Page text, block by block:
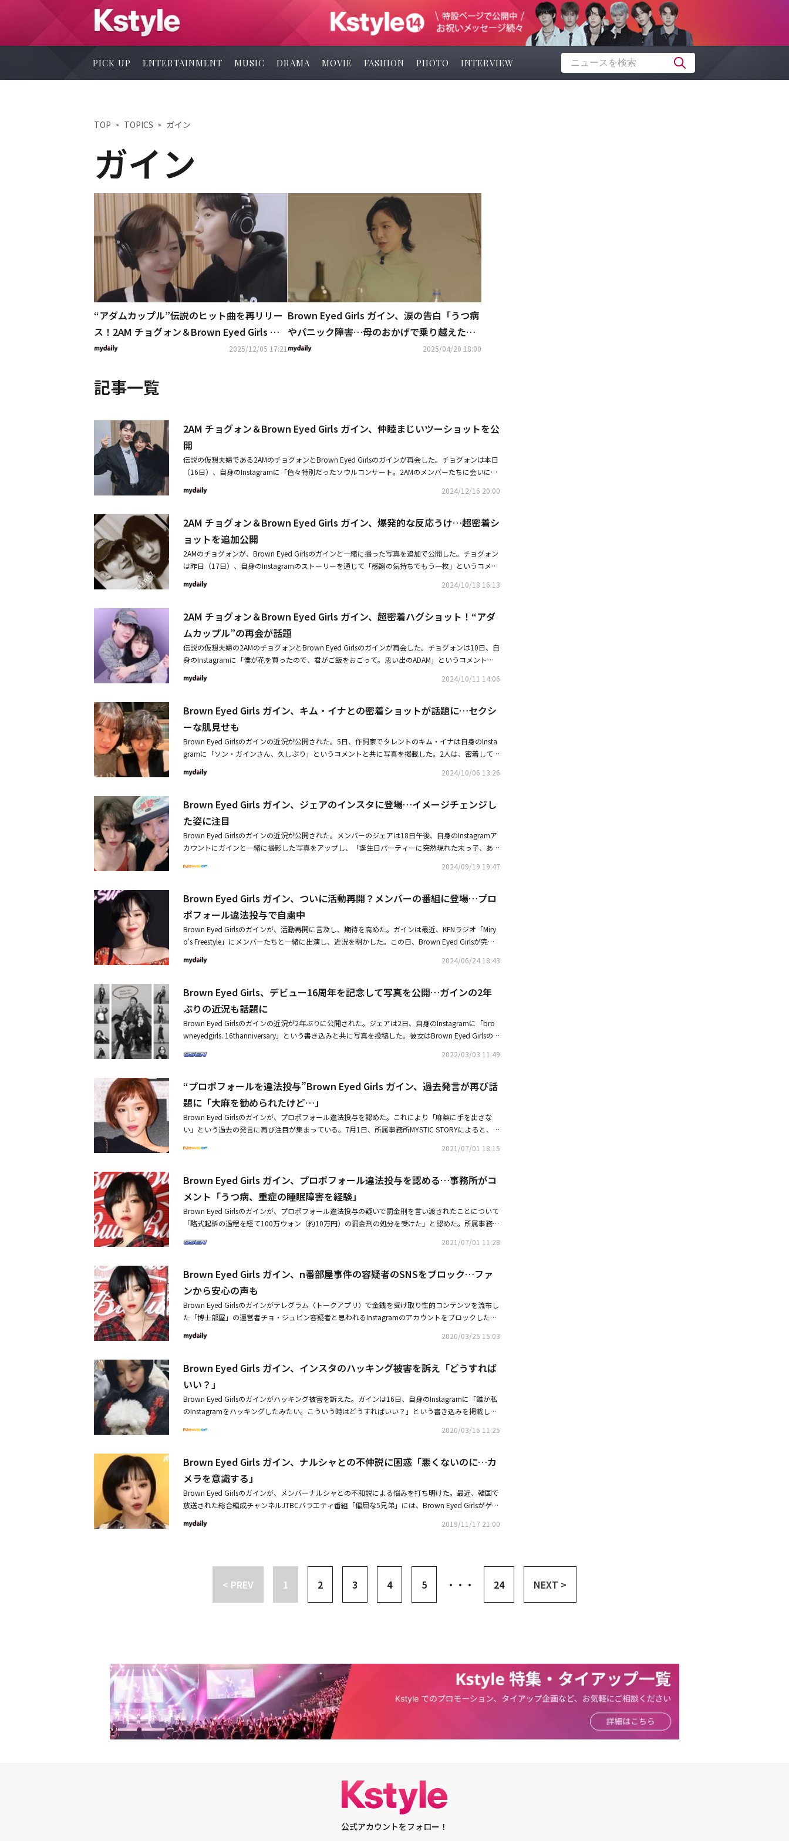
PICK UP ENTERTAINMENT MUSIC DRAMA MOVIE FASHION PHOTO INTERVIEW
TOP TOPICS ガイン
ガイン
“アダムカップル”伝説のヒット曲を再リリー
ス！2AM チョグォン＆Brown Eyed Girls ガ
イン、収録の様子を電撃公開
2025/12/05 17:21
Brown Eyed Girls ガイン、涙の告白「うつ病
やパニック障害…母のおかげで乗り越えた」
（動画あり）
2025/04/20 18:00
記事一覧
2AM チョグォン＆Brown Eyed Girls ガイン、仲睦まじいツーショットを公
開
伝説の仮想夫婦である2AMのチョグォンとBrown Eyed Girlsのガインが再会した。チョグォンは本日
（16日）、自身のInstagramに「色々特別だったソウルコンサート。2AMのメンバーたちに会いに来
人は過去、MBCバラエティ番組「私たち結婚しました」で、仮想夫婦として多くの人々に愛され
2024/12/16 20:00
2AM チョグォン＆Brown Eyed Girls ガイン、爆発的な反応うけ…超密着シ
ョットを追加公開
2AMのチョグォンが、Brown Eyed Girlsのガインと一緒に撮った写真を追加で公開した。チョグォン
は昨日（17日）、自身のInstagramのストーリーを通じて「感謝の気持ちでもう一枚」というコメン
た。2人はそれぞれ異なる表情でポーズを取っており、注目を集めた。彼らは以前、MBCバラエティ
た。先立って、チョグォンは今月10日、ガインと撮った人生4カット（韓国のプリクラ）を公開し、
「僕が花を買ったので、君がご飯をおごって」と書き込み、目を引いた。実際の恋人のような姿で、
同投稿は話題を集め、閲覧数1,700万回超えという爆発的な数字をたたき出した。これらの反応を見
てチョグォンは、写真を追加で公開し、ファンの期待に応えた。・2AM チョグォン＆Brown Eyed Gi
rls ガイン、超密着ハグショット！アダムカップルの再会が話題・ガイン＆2AM チョグォン、MBC
「歌謡大祭典」でセクシーなトラブルメーカーに変身
2024/10/18 16:13
2AM チョグォン＆Brown Eyed Girls ガイン、超密着ハグショット！“アダ
ムカップル”の再会が話題
伝説の仮想夫婦の2AMのチョグォンとBrown Eyed Girlsのガインが再会した。チョグォンは10日、自
身のInstagramに「僕が花を買ったので、君がご飯をおごって。思い出のADAM」というコメントと
まじい雰囲気で人生4カット（韓国のプリクラ）を撮った。2人は過去にMBCバラエティ番組「私た
ールを違法投薬した疑いで、2021年に100万ウォン（約11万円）の罰金刑の処分を受けた。その
後、自粛の時間を過ごしてきた彼女は今年6月、メンバーのミリョがDJを務めるラジオ番組「Miryo's
Freestyle」にゲスト出演し、活動再開に言及した。当時、彼女は「まだ具体的ではないけれど、でき
るだけ早いうちに良い姿をお見せするために準備している」と近況を伝えた。・2AM チョグォン、C
UBEを離れARCHIVE ACHIMと専属契約を締結・「私たち結婚しました」人気カップル再会！当時を
赤裸々告白スキンシップしたかった この投稿をInstagramで見る 조권(@kwon_jo)がシェアした投稿
2024/10/11 14:06
Brown Eyed Girls ガイン、キム・イナとの密着ショットが話題に…セクシ
ーな肌見せも
Brown Eyed Girlsのガインの近況が公開された。5日、作詞家でタレントのキム・イナは自身のInsta
gramに「ソン・ガインさん、久しぶり」というコメントと共に写真を掲載した。2人は、密着して自
る。すっきりとした顎のラインが目を引いた。彼女は2019年7月から8月まで、向精神薬であるプロ
所属事務所は「これまで活動中にあった大小の負傷が蓄積されて、長い間ひどい痛みとうつ病、重度
の睡眠障害があり、その過程で慎重な選択をすることができなかった」と謝罪した。その後、彼女は
活動を自粛した。そして6月、Brown Eyed Girlsのメンバーであるミリョが進行するKFNラジオ「Miry
o's Freestyle」に出演して話題を集めた。4年ぶりに番組に出演した彼女は「ダイエットを続けてい
る。食事管理と共にずっと体重の維持を頑張っている」とし、「まだ具体的ではないけれど、できる
だけ早いうちに良い姿をお見せするために準備中だ」と活動再開に言及し、期待を高めた。・Brow
2024/10/06 13:26
Brown Eyed Girls ガイン、ジェアのインスタに登場…イメージチェンジし
た姿に注目
Brown Eyed Girlsのガインの近況が公開された。メンバーのジェアは18日午後、自身のInstagramア
カウントにガインと一緒に撮影した写真をアップし、「誕生日パーティーに突然現れた末っ子、あり
ばいいでしょう。一緒にシェアしたい映像と写真をゆっくりきれいにアップロードしようと思いま
これに2AMのチョグォンは、「僕もガイン姉さんにいきなり会いました！ 姉さん、誕生日おめでと
う」というコメントを掲載した。ジェアはコメントや写真をアップロードし、ガインの公式アカウン
トをタグ付けした。しかし、ガインは2020年4月以降、SNSを休止している。先立ってガインは201
9年、京畿道（キョンギド）で睡眠麻酔薬であるプロポフォールなどを違法投薬した疑いで略式起訴
され、100万ウォン（約10万円）の罰金刑を受けた。自粛を続けてきた彼女は今年6月、KFNラジオ
「ミリョのフリースタイル」にゲスト出演し、活動を再開した。Brown Eyed Girlsのメンバーたちが
とし「まだ具体的には明かせないが、できるだけ早いうちに良い姿をお見せするために準備中だ」と
伝えた。これに対してミリョが「ソロで？」と興味を示すと、ガインは「具体的なことはまだ未定だ
けれど、体力面や外見面でも色々と努力している。今回はパーマをかけてみた。あれこれ試してみ
て、どうすればビジュアル的に素敵に見えるか挑戦し続けている。色々な試みをしている最中だ」と
2024/09/19 19:47
Brown Eyed Girls ガイン、ついに活動再開？メンバーの番組に登場…プロ
ポフォール違法投与で自粛中
Brown Eyed Girlsのガインが、活動再開に言及し、期待を高めた。ガインは最近、KFNラジオ「Miry
o's Freestyle」にメンバーたちと一緒に出演し、近況を明かした。この日、Brown Eyed Girlsが完全
るために出演すると言ってくれて、とても感謝している。完全体でスケジュールをこなしたのは、2
ジオ番組のDJをやっていることを数ヶ月前に聞いたけれど、毎日やっていることは最近知った。知る
や否や『それなら皆で一度出演しないと』という話になった」と語った。続いて、近況と関連して
「ダイエットを続けている。食事管理と共にずっと体重の維持を頑張っている」とし「まだ具体的で
はないけれど、できるだけ早いうちに良い姿をお見せするために準備中だ」と伝えた。これに対して
ミリョが「ソロで？」と好奇心を表すと、ガインは「具体的なことは未定だけれど、体力的なことも
外見的なことも色々と努力している。今回はパーマをかけてみた。あれこれ試してみて、どうすれば
万ウォン（約10万円）の罰金刑の処分を受けた。当時、所属事務所は「これまで活動中にあった大
小の負傷が蓄積されて、長い間ひどい痛みとうつ病、重度の睡眠障害があり、その過程で慎重な選択
をすることができなかった」と謝罪した。その後、彼女は活動を自粛した。・Brown Eyed Girls、メ
ンバー4人揃って飲み会？自粛中のガインも参加か近況が伝えられ話題に・プロポフォールを違法投
2024/06/24 18:43
Brown Eyed Girls、デビュー16周年を記念して写真を公開…ガインの2年
ぶりの近況も話題に
Brown Eyed Girlsのガインの近況が2年ぶりに公開された。ジェアは2日、自身のInstagramに「bro
wneyedgirls. 16thanniversary」という書き込みと共に写真を投稿した。彼女はBrown Eyed Girlsのデ
い出を振り返らせた。最初の写真の中にはメンバーたちの最近の姿が収められている。特に、近況が
当に久しぶりだ。彼女がSNSを最後に更新したのは2020年4月11日で、愛犬を抱いている映像を投稿
したが、自身の姿は公開しなかった。ガインはプロポフォールの違法投与で罰金刑を受けた。昨年、
所属事務所は「プロポフォールと関連して略式起訴の過程を経て100万ウォンの罰金刑の処分を受け
ました。過去の活動で大小の負傷が蓄積されて、長い間、激しい痛みやうつ病、重症の睡眠障害を経
験してきており、その過程で慎重に選択することができませんでした」とコメントした。・Brown E
yed Girls ガイン、プロポフォール違法投与を認める事務所がコメント「うつ病、重症の睡眠障害を
2022/03/03 11:49
“プロポフォールを違法投与”Brown Eyed Girls ガイン、過去発言が再び話
題に「大麻を勧められたけど…」
Brown Eyed Girlsのガインが、プロポフォール違法投与を認めた。これにより「麻薬に手を出さな
い」という過去の発言に再び注目が集まっている。7月1日、所属事務所MYSTIC STORYによると、ガ
の処分を受けた。問題は、犯罪の事実を知らせて謝罪した時期だ。ガインと所属事務所は、2019年
罰金刑まで受けた過程でも、このような事実をファンに知らせなかった。これについて所属事務所は
「ガインと所属事務所ともに、社会的に正しくない行動であったことを認知していたのにもかかわら
ず、前もって謝罪できず、突然のニュースでさらに大きなご心配をおかけしましたこと、深くお詫び
申し上げます」と伝えた。投与の回数も少なくない。裁判部によると、ガインはある美容整形外科で
プロポフォールだけでなく、エトミデート3ボックス（1ボックス当たり10㎖アンプル10個）を150
万ウォン（約15万円）で購入したという。エトミデートは、プロポフォールと同じような全身麻酔
療法、薬事法違反の疑いで起訴され、6月25日に控訴審で懲役刑を言い渡された。最も残念な部分
は、プロポフォールに手を伸ばした経緯として、身体的な痛みやうつ病、睡眠障害が挙げられたこと
だ。所属事務所は「過去の活動で大小の負傷が蓄積されて、長い間、激しい痛みやうつ病、重症の睡
眠障害を経験してきており、その過程で慎重に選択することができませんでした」と説明した。また
らず、アーティストと運命を共にするべき所属事務所も、現状から抜け出せる賢明な方法を見つける
け加えた。芸能人だけでなく、多くの人々が厳しい日々を過ごしながら、うつ病を経験する場合があ
る。うつ病の症状が現れた時、通常は精神科を訪れて合法的な治療を受けるか、運動や会話などのや
り方で克服しようと努力している。ガインのように精神科ではなく、美容整形外科を訪れてプロポフ
ォールを違法投与したり、エトミデートを密かに購入はしないということだ。今回の事件で、ガイン
の過去の発言も再び注目を集めている。彼女は2017年、当時交際していた俳優チュ・ジフンの友達A
氏に大麻を勧められたと主張した。チュ・ジフンは2008年、合成麻薬を使用した疑いで、2009年6
月に懲役6ヶ月執行猶予1年を言い渡された。ガインは「私はご存知の通り、元麻薬吸引者の恋人で
も『私はチュ・ジフンの彼女だ』といくら話しても、チュ・ジフンさんの友人であるパクXX氏が私
を大麻に誘いました。実は少し揺れました。精神状態が良くなかったから。でも私は誰よりも堂々と
生きてきました。今後も合法になるまで大麻なんか。今後3ヶ月ごとに自ら進んで薬物検査を受け
る」と明かした。結果的にガインは、堂々と宣言した言葉とは違って、違法行為に手を染めることに
なった。・大麻告発Brown Eyed Girls ガイン、6日に警察が調査事務所側「参考人として調査を受け
た」・Brown Eyed Girls ガイン、プロポフォール違法投与を認める事務所がコメント「うつ病、重症
2021/07/01 18:15
Brown Eyed Girls ガイン、プロポフォール違法投与を認める…事務所がコ
メント「うつ病、重症の睡眠障害を経験」
Brown Eyed Girlsのガインが、プロポフォール違法投与の疑いで罰金刑を言い渡されたことについて
「略式起訴の過程を経て100万ウォン（約10万円）の罰金刑の処分を受けた」と認めた。所属事務所
て略式起訴の過程を経て100万ウォンの罰金刑の処分を受けました。ガインと所属事務所ともに、社
のニュースでさらに大きなご心配をおかけしましたこと、深くお詫び申し上げます」とコメントし
た。また「何よりも長い自粛期間中にも、愛情を持って待ってくださったファンの皆様に応えられな
いという事実を伝えることになって、心苦しいです。その点について最も申し訳なく思っています」
と謝罪した。さらに「過去の活動で大小の負傷が蓄積されて、長い間、激しい痛みやうつ病、重症の
睡眠障害を経験してきており、その過程で慎重に選択することができませんでした。ここ数年間、言
葉に言い表せない事情によってアーティスト個人の苦痛が厳しくなったにもかかわらず、アーティス
ち、先月30日、有名ガールズグループのメンバーがプロポフォール違法投与が摘発され、罰金刑を
受けたことが明らかになった。同アーティストは2019年7月から8月まで、プロポフォールを違法投
与した容疑で摘発されて、検察に100万ウォンで略式起訴されており、今年初め、刑が確定された。
これと関連し、そのアーティストがガインという事実が明らかになり、論議が起こっている。・有名
部屋事件の容疑者のSNSをブロックファンから安心の声も 【MYSTIC STORY 公式コメント全文】 MY
トを申し上げます。ガインは昨年、プロポフォールと関連して略式起訴の過程を経て100万ウォンの
罰金刑の処分を受けました。ガインと所属事務所ともに、社会的に正しくない行動であったことを認
知していたのにもかかわらず、あらかじめ謝罪できず、突然のニュースでさらに大きなご心配をおか
けしましたこと、深くお詫び申し上げます。何よりも長い自粛期間中にも、愛情を持って待ってくだ
さったファンの皆様に応えられないという事実を伝えることになって、心苦しいです。その点につい
て最も申し訳なく思っています。過去の活動で大小の負傷が蓄積されて、長い間、激しい痛みやうつ
病、重症の睡眠障害を経験してきており、その過程で慎重に選択することができませんでした。ここ
できませんでした。至らなかった点について、所属事務所として責任を痛感しています。今後、ガイ
ンとMYSTIC STORYは、成熟した姿でファンと人々の前に立つことができるように、繊細で真摯な姿
2021/07/01 11:28
Brown Eyed Girls ガイン、n番部屋事件の容疑者のSNSをブロック…ファ
ンから安心の声も
Brown Eyed Girlsのガインがテレグラム（トークアプリ）で金銭を受け取り性的コンテンツを流布し
た「博士部屋」の運営者チョ・ジュビン容疑者と思われるInstagramのアカウントをブロックした。
ンたちは「よかった」「それを発見してから知らせるべきか悩んだけど、ブロックしてよかった」
ウ、女優のキム・ハヨン、イ・ダイン、スポーツアナウンサー出身のタレントシン・アヨンなどが該
2020/03/25 15:03
Brown Eyed Girls ガイン、インスタのハッキング被害を訴え「どうすれば
いい？」
Brown Eyed Girlsのガインがハッキング被害を訴えた。ガインは16日、自身のInstagramに「誰か私
のInstagramをハッキングしたみたい。こういう時はどうすればいい？」という書き込みを掲載し
「とりあえずパスワードを変えてください」「私のお姉さんに触らないで」「2次パスワードを設定
作ったあなたを、2020年の雪で作り直すことはできないだろう」を発売した。・Brown Eyed Girl
s、デビュー14周年記念映像をサプライズ公開「20年、30年続けましょう」・Brown Eyed Girls ガイ
ン、ナルシャとの不仲説に困惑「悪くないのにカメラを意識する」
2020/03/16 11:25
Brown Eyed Girls ガイン、ナルシャとの不仲説に困惑「悪くないのに…カ
メラを意識する」
Brown Eyed Girlsのガインが、メンバーナルシャとの不和説による悩みを打ち明けた。最近、韓国で
放送された総合編成チャンネルJTBCバラエティ番組「偏屈な5兄弟」には、Brown Eyed Girlsがゲス
う噂がある。特に、私とナルシャお姉さんの仲が良くないと思っている人が多い」と話した。続いて
自然に釈明することができるだろうか」と悩みを話した。これを聞いた歌手キム・ジョングクは、
2019/11/17 21:00
< PREV 1 2 3 4 5 ・・・ 24 NEXT >
公式アカウントをフォロー！